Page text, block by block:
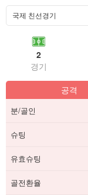
국제 친선경기
2
경기
공격
분/골인
슈팅
유효슈팅
골전환율